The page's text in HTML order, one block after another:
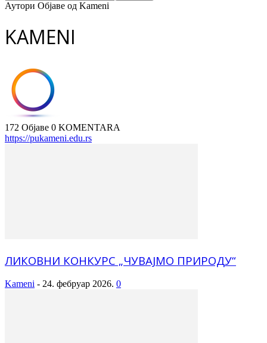
Аутори Објаве од Kameni
KAMENI
172 Објаве 0 KOMENTARA
https://pukameni.edu.rs
ЛИКОВНИ КОНКУРС „ЧУВАЈМО ПРИРОДУ“
Kameni - 24. фебруар 2026. 0